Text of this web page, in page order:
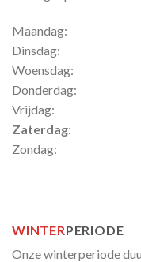
Maandag:
Dinsdag:
Woensdag:
Donderdag:
Vrijdag:
Zaterdag:
Zondag:
WINTERPERIODE
Onze winterperiode